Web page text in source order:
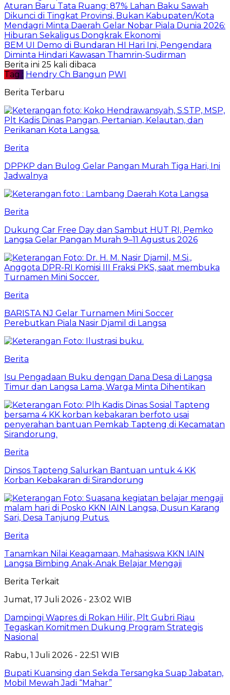
Aturan Baru Tata Ruang: 87% Lahan Baku Sawah
Dikunci di Tingkat Provinsi, Bukan Kabupaten/Kota
Mendagri Minta Daerah Gelar Nobar Piala Dunia 2026:
Hiburan Sekaligus Dongkrak Ekonomi
BEM UI Demo di Bundaran HI Hari Ini, Pengendara
Diminta Hindari Kawasan Thamrin-Sudirman
Berita ini 25 kali dibaca
Tag : Hendry Ch Bangun PWI
Berita Terbaru
Berita
DPPKP dan Bulog Gelar Pangan Murah Tiga Hari, Ini
Jadwalnya
Berita
Dukung Car Free Day dan Sambut HUT RI, Pemko
Langsa Gelar Pangan Murah 9–11 Agustus 2026
Berita
BARISTA NJ Gelar Turnamen Mini Soccer
Perebutkan Piala Nasir Djamil di Langsa
Berita
Isu Pengadaan Buku dengan Dana Desa di Langsa
Timur dan Langsa Lama, Warga Minta Dihentikan
Berita
Dinsos Tapteng Salurkan Bantuan untuk 4 KK
Korban Kebakaran di Sirandorung
Berita
Tanamkan Nilai Keagamaan, Mahasiswa KKN IAIN
Langsa Bimbing Anak-Anak Belajar Mengaji
Berita Terkait
Jumat, 17 Juli 2026 - 23:02 WIB
Dampingi Wapres di Rokan Hilir, Plt Gubri Riau
Tegaskan Komitmen Dukung Program Strategis
Nasional
Rabu, 1 Juli 2026 - 22:51 WIB
Bupati Kuansing dan Sekda Tersangka Suap Jabatan,
Mobil Mewah Jadi “Mahar”